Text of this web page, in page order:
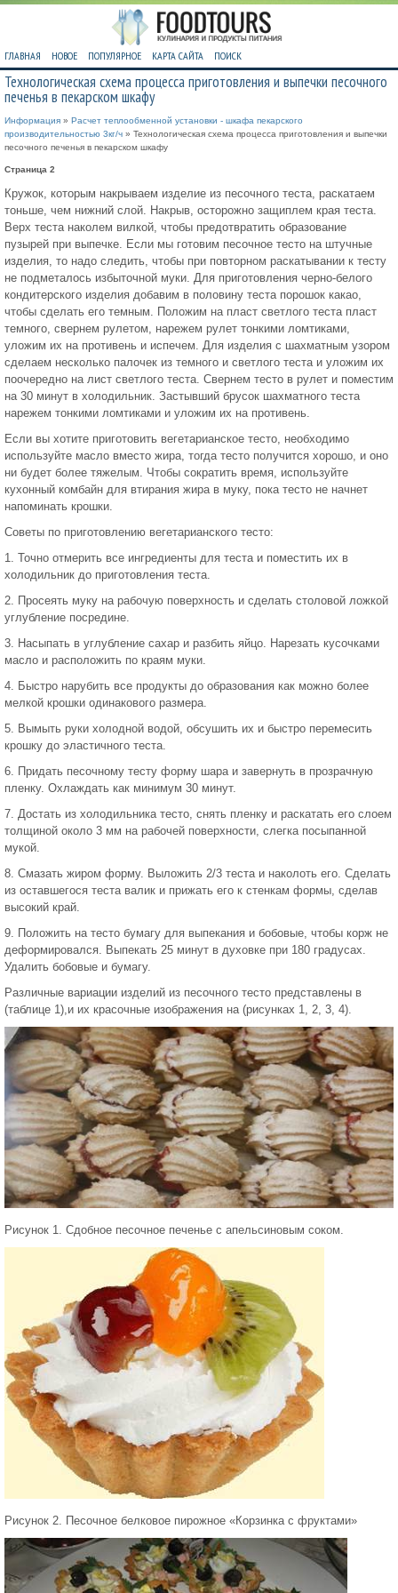
ГЛАВНАЯ НОВОЕ ПОПУЛЯРНОЕ КАРТА САЙТА ПОИСК
Технологическая схема процесса приготовления и выпечки песочного
печенья в пекарском шкафу
Информация » Расчет теплообменной установки - шкафа пекарского
производительностью 3кг/ч » Технологическая схема процесса приготовления и выпечки
песочного печенья в пекарском шкафу
Страница 2
Кружок, которым накрываем изделие из песочного теста, раскатаем
тоньше, чем нижний слой. Накрыв, осторожно защиплем края теста.
Верх теста наколем вилкой, чтобы предотвратить образование
пузырей при выпечке. Если мы готовим песочное тесто на штучные
изделия, то надо следить, чтобы при повторном раскатывании к тесту
не подметалось избыточной муки. Для приготовления черно-белого
кондитерского изделия добавим в половину теста порошок какао,
чтобы сделать его темным. Положим на пласт светлого теста пласт
темного, свернем рулетом, нарежем рулет тонкими ломтиками,
уложим их на противень и испечем. Для изделия с шахматным узором
сделаем несколько палочек из темного и светлого теста и уложим их
поочередно на лист светлого теста. Свернем тесто в рулет и поместим
на 30 минут в холодильник. Застывший брусок шахматного теста
нарежем тонкими ломтиками и уложим их на противень.
Если вы хотите приготовить вегетарианское тесто, необходимо
используйте масло вместо жира, тогда тесто получится хорошо, и оно
ни будет более тяжелым. Чтобы сократить время, используйте
кухонный комбайн для втирания жира в муку, пока тесто не начнет
напоминать крошки.
Советы по приготовлению вегетарианского тесто:
1. Точно отмерить все ингредиенты для теста и поместить их в
холодильник до приготовления теста.
2. Просеять муку на рабочую поверхность и сделать столовой ложкой
углубление посредине.
3. Насыпать в углубление сахар и разбить яйцо. Нарезать кусочками
масло и расположить по краям муки.
4. Быстро нарубить все продукты до образования как можно более
мелкой крошки одинакового размера.
5. Вымыть руки холодной водой, обсушить их и быстро перемесить
крошку до эластичного теста.
6. Придать песочному тесту форму шара и завернуть в прозрачную
пленку. Охлаждать как минимум 30 минут.
7. Достать из холодильника тесто, снять пленку и раскатать его слоем
толщиной около 3 мм на рабочей поверхности, слегка посыпанной
мукой.
8. Смазать жиром форму. Выложить 2/3 теста и наколоть его. Сделать
из оставшегося теста валик и прижать его к стенкам формы, сделав
высокий край.
9. Положить на тесто бумагу для выпекания и бобовые, чтобы корж не
деформировался. Выпекать 25 минут в духовке при 180 градусах.
Удалить бобовые и бумагу.
Различные вариации изделий из песочного тесто представлены в
(таблице 1),и их красочные изображения на (рисунках 1, 2, 3, 4).
Рисунок 1. Сдобное песочное печенье с апельсиновым соком.
Рисунок 2. Песочное белковое пирожное «Корзинка с фруктами»